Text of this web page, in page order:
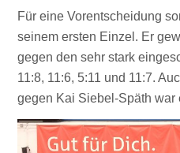
Für eine Vorentscheidung
seinem ersten Einzel. Er
gegen den sehr stark
11:8, 11:6, 5:11 und 11:7.
gegen Kai Siebel-Späth war